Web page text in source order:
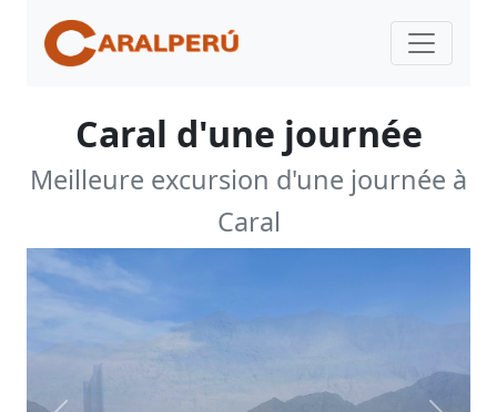
Caral d'une journée
Meilleure excursion d'une journée à
Caral